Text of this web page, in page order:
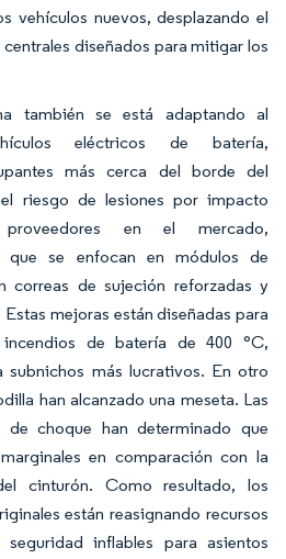
vehículos nuevos, desplazando el
diseñados para mitigar los
también se está adaptando al
eléctricos de batería,
más cerca del borde del
riesgo de lesiones por impacto
en el mercado,
que se enfocan en módulos de
correas de sujeción reforzadas y
mejoras están diseñadas para
de batería de 400 °C,
subnichos más lucrativos. En otro
han alcanzado una meseta. Las
choque han determinado que
en comparación con la
cinturón. Como resultado, los
están reasignando recursos
inflables para asientos